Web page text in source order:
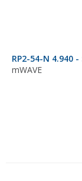
RP2-54-N 4.940
mWAVE